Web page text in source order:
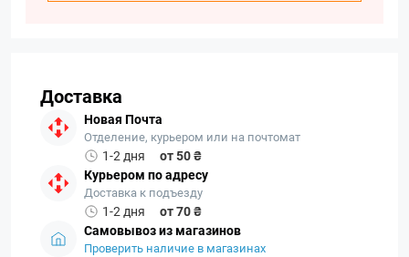
Доставка
Новая Почта
Отделение, курьером или на почтомат
1-2 дня
от 50 ₴
Курьером по адресу
Доставка к подъезду
1-2 дня
от 70 ₴
Самовывоз из магазинов
Проверить наличие в магазинах